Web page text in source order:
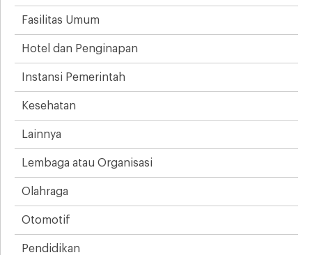
Fasilitas Umum
Hotel dan Penginapan
Instansi Pemerintah
Kesehatan
Lainnya
Lembaga atau Organisasi
Olahraga
Otomotif
Pendidikan